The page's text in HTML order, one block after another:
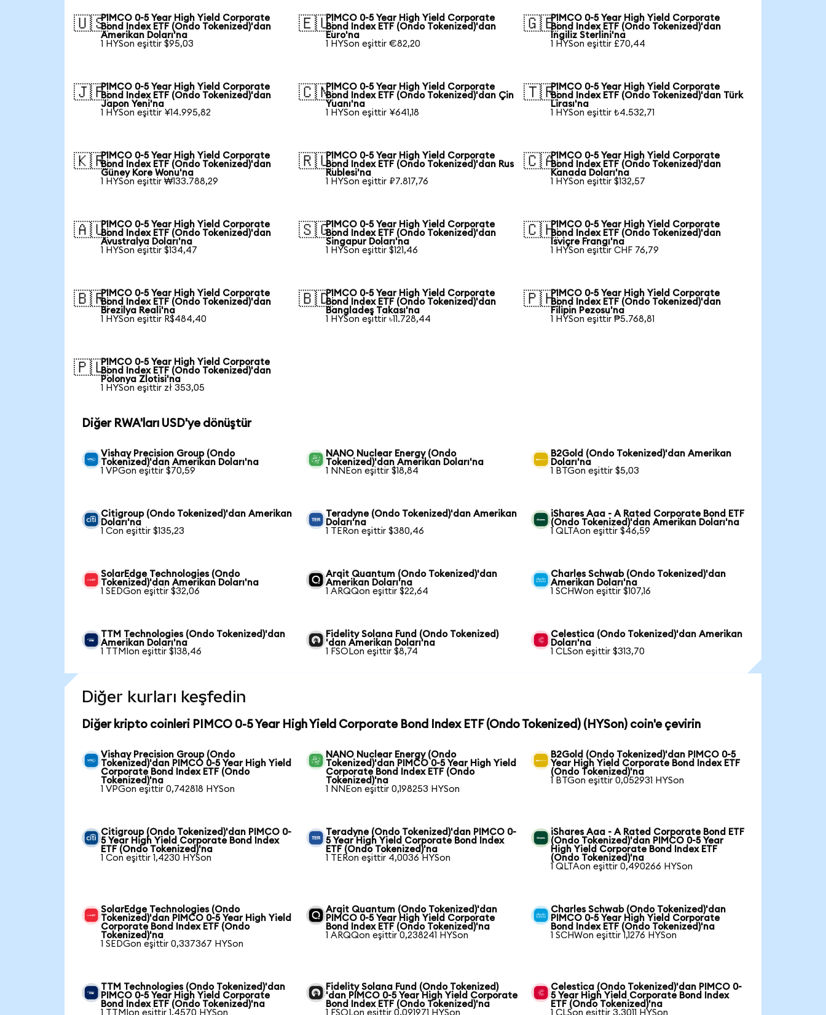
🇺🇸PIMCO 0-5 Year High Yield Corporate
Bond Index ETF (Ondo Tokenized)'dan
Amerikan Doları'na
1 HYSon eşittir $95,03
🇪🇺PIMCO 0-5 Year High Yield Corporate
Bond Index ETF (Ondo Tokenized)'dan
Euro'na
1 HYSon eşittir €82,20
🇬🇧PIMCO 0-5 Year High Yield Corporate
Bond Index ETF (Ondo Tokenized)'dan
İngiliz Sterlini'na
1 HYSon eşittir £70,44
🇯🇵PIMCO 0-5 Year High Yield Corporate
Bond Index ETF (Ondo Tokenized)'dan
Japon Yeni'na
1 HYSon eşittir ¥14.995,82
🇨🇳PIMCO 0-5 Year High Yield Corporate
Bond Index ETF (Ondo Tokenized)'dan Çin
Yuanı'na
1 HYSon eşittir ¥641,18
🇹🇷PIMCO 0-5 Year High Yield Corporate
Bond Index ETF (Ondo Tokenized)'dan Türk
Lirası'na
1 HYSon eşittir ₺4.532,71
🇰🇷PIMCO 0-5 Year High Yield Corporate
Bond Index ETF (Ondo Tokenized)'dan
Güney Kore Wonu'na
1 HYSon eşittir ₩133.788,29
🇷🇺PIMCO 0-5 Year High Yield Corporate
Bond Index ETF (Ondo Tokenized)'dan Rus
Rublesi'na
1 HYSon eşittir ₽7.817,76
🇨🇦PIMCO 0-5 Year High Yield Corporate
Bond Index ETF (Ondo Tokenized)'dan
Kanada Doları'na
1 HYSon eşittir $132,57
🇦🇺PIMCO 0-5 Year High Yield Corporate
Bond Index ETF (Ondo Tokenized)'dan
Avustralya Doları'na
1 HYSon eşittir $134,47
🇸🇬PIMCO 0-5 Year High Yield Corporate
Bond Index ETF (Ondo Tokenized)'dan
Singapur Doları'na
1 HYSon eşittir $121,46
🇨🇭PIMCO 0-5 Year High Yield Corporate
Bond Index ETF (Ondo Tokenized)'dan
İsviçre Frangı'na
1 HYSon eşittir CHF 76,79
🇧🇷PIMCO 0-5 Year High Yield Corporate
Bond Index ETF (Ondo Tokenized)'dan
Brezilya Reali'na
1 HYSon eşittir R$484,40
🇧🇩PIMCO 0-5 Year High Yield Corporate
Bond Index ETF (Ondo Tokenized)'dan
Bangladeş Takası'na
1 HYSon eşittir ৳11.728,44
🇵🇭PIMCO 0-5 Year High Yield Corporate
Bond Index ETF (Ondo Tokenized)'dan
Filipin Pezosu'na
1 HYSon eşittir ₱5.768,81
🇵🇱PIMCO 0-5 Year High Yield Corporate
Bond Index ETF (Ondo Tokenized)'dan
Polonya Zlotisi'na
1 HYSon eşittir zł 353,05
Diğer RWA'ları USD'ye dönüştür
Vishay Precision Group (Ondo
Tokenized)'dan Amerikan Doları'na
1 VPGon eşittir $70,59
NANO Nuclear Energy (Ondo
Tokenized)'dan Amerikan Doları'na
1 NNEon eşittir $18,84
B2Gold (Ondo Tokenized)'dan Amerikan
Doları'na
1 BTGon eşittir $5,03
Citigroup (Ondo Tokenized)'dan Amerikan
Doları'na
1 Con eşittir $135,23
Teradyne (Ondo Tokenized)'dan Amerikan
Doları'na
1 TERon eşittir $380,46
iShares Aaa - A Rated Corporate Bond ETF
(Ondo Tokenized)'dan Amerikan Doları'na
1 QLTAon eşittir $46,59
SolarEdge Technologies (Ondo
Tokenized)'dan Amerikan Doları'na
1 SEDGon eşittir $32,06
Arqit Quantum (Ondo Tokenized)'dan
Amerikan Doları'na
1 ARQQon eşittir $22,64
Charles Schwab (Ondo Tokenized)'dan
Amerikan Doları'na
1 SCHWon eşittir $107,16
TTM Technologies (Ondo Tokenized)'dan
Amerikan Doları'na
1 TTMIon eşittir $138,46
Fidelity Solana Fund (Ondo Tokenized)
'dan Amerikan Doları'na
1 FSOLon eşittir $8,74
Celestica (Ondo Tokenized)'dan Amerikan
Doları'na
1 CLSon eşittir $313,70
Diğer kurları keşfedin
Diğer kripto coinleri PIMCO 0-5 Year High Yield Corporate Bond Index ETF (Ondo Tokenized) (HYSon) coin'e çevirin
Vishay Precision Group (Ondo
Tokenized)'dan PIMCO 0-5 Year High Yield
Corporate Bond Index ETF (Ondo
Tokenized)'na
1 VPGon eşittir 0,742818 HYSon
NANO Nuclear Energy (Ondo
Tokenized)'dan PIMCO 0-5 Year High Yield
Corporate Bond Index ETF (Ondo
Tokenized)'na
1 NNEon eşittir 0,198253 HYSon
B2Gold (Ondo Tokenized)'dan PIMCO 0-5
Year High Yield Corporate Bond Index ETF
(Ondo Tokenized)'na
1 BTGon eşittir 0,052931 HYSon
Citigroup (Ondo Tokenized)'dan PIMCO 0-
5 Year High Yield Corporate Bond Index
ETF (Ondo Tokenized)'na
1 Con eşittir 1,4230 HYSon
Teradyne (Ondo Tokenized)'dan PIMCO 0-
5 Year High Yield Corporate Bond Index
ETF (Ondo Tokenized)'na
1 TERon eşittir 4,0036 HYSon
iShares Aaa - A Rated Corporate Bond ETF
(Ondo Tokenized)'dan PIMCO 0-5 Year
High Yield Corporate Bond Index ETF
(Ondo Tokenized)'na
1 QLTAon eşittir 0,490266 HYSon
SolarEdge Technologies (Ondo
Tokenized)'dan PIMCO 0-5 Year High Yield
Corporate Bond Index ETF (Ondo
Tokenized)'na
1 SEDGon eşittir 0,337367 HYSon
Arqit Quantum (Ondo Tokenized)'dan
PIMCO 0-5 Year High Yield Corporate
Bond Index ETF (Ondo Tokenized)'na
1 ARQQon eşittir 0,238241 HYSon
Charles Schwab (Ondo Tokenized)'dan
PIMCO 0-5 Year High Yield Corporate
Bond Index ETF (Ondo Tokenized)'na
1 SCHWon eşittir 1,1276 HYSon
TTM Technologies (Ondo Tokenized)'dan
PIMCO 0-5 Year High Yield Corporate
Bond Index ETF (Ondo Tokenized)'na
1 TTMIon eşittir 1,4570 HYSon
Fidelity Solana Fund (Ondo Tokenized)
'dan PIMCO 0-5 Year High Yield Corporate
Bond Index ETF (Ondo Tokenized)'na
1 FSOLon eşittir 0,091971 HYSon
Celestica (Ondo Tokenized)'dan PIMCO 0-
5 Year High Yield Corporate Bond Index
ETF (Ondo Tokenized)'na
1 CLSon eşittir 3,3011 HYSon